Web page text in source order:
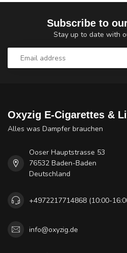
Subscribe to
Stay up to date with
Oxyzig E-Cigarettes &
Alles was Dampfer brauchen
Ooser Hauptstrasse 53
76532 Baden-Baden
Deutschland
+4972217714868 (10:00-
info@oxyzig.de